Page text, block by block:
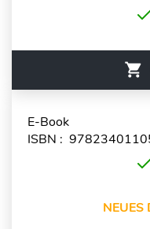
E-Book
ISBN :
NEUES